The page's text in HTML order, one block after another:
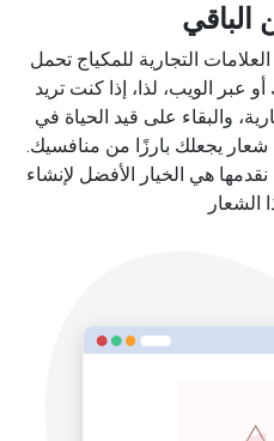
الباقي
التجارية للمكياج تحمل
الويب، لذا، إذا كنت تريد
والبقاء على قيد الحياة في
يجعلك بارزًا من منافسيك.
هي الخيار الأفضل لإنشاء